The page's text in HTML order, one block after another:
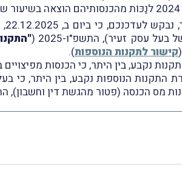
עסק זעיר), התשפ"ו-2025 (
קישור לתקנות הנוספות).
נקבע, בין היתר, כי הכנסות
התקנות הנוספות נקבע, בין היתר, כי
מס הכנסה (פטור מהגשת דין וחשבון),